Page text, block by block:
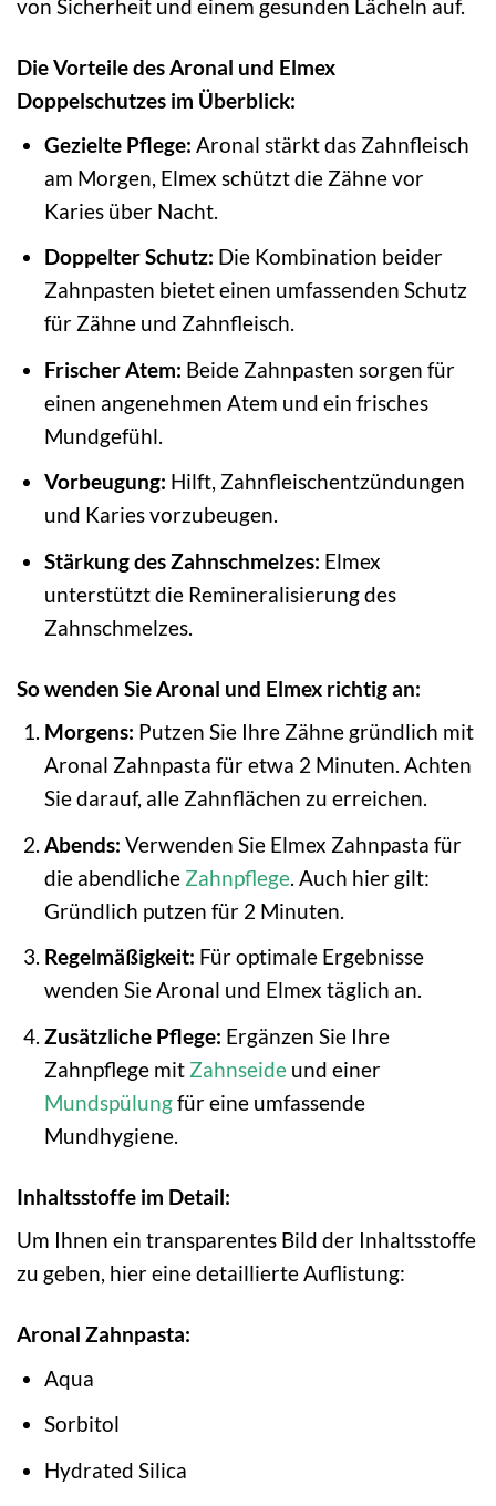
von Sicherheit und einem gesunden Lächeln auf.
Die Vorteile des Aronal und Elmex
Doppelschutzes im Überblick:
Gezielte Pflege: Aronal stärkt das Zahnfleisch
am Morgen, Elmex schützt die Zähne vor
Karies über Nacht.
Doppelter Schutz: Die Kombination beider
Zahnpasten bietet einen umfassenden Schutz
für Zähne und Zahnfleisch.
Frischer Atem: Beide Zahnpasten sorgen für
einen angenehmen Atem und ein frisches
Mundgefühl.
Vorbeugung: Hilft, Zahnfleischentzündungen
und Karies vorzubeugen.
Stärkung des Zahnschmelzes: Elmex
unterstützt die Remineralisierung des
Zahnschmelzes.
So wenden Sie Aronal und Elmex richtig an:
Morgens: Putzen Sie Ihre Zähne gründlich mit
Aronal Zahnpasta für etwa 2 Minuten. Achten
Sie darauf, alle Zahnflächen zu erreichen.
Abends: Verwenden Sie Elmex Zahnpasta für
die abendliche Zahnpflege. Auch hier gilt:
Gründlich putzen für 2 Minuten.
Regelmäßigkeit: Für optimale Ergebnisse
wenden Sie Aronal und Elmex täglich an.
Zusätzliche Pflege: Ergänzen Sie Ihre
Zahnpflege mit Zahnseideund einer
Mundspülungfür eine umfassende
Mundhygiene.
Inhaltsstoffe im Detail:
Um Ihnen ein transparentes Bild der Inhaltsstoffe
zu geben, hier eine detaillierte Auflistung:
Aronal Zahnpasta:
Aqua
Sorbitol
Hydrated Silica